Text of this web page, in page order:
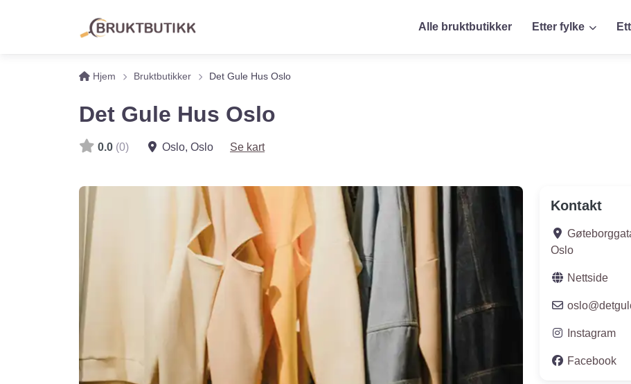
Alle bruktbutikker Etter fylke
Hjem Bruktbutikker Det Gule Hus Oslo
Det Gule Hus Oslo
0.0 (0) Oslo, Oslo Se kart
Kontakt
Oslo
Nettside
oslo@
Instagram
Facebook